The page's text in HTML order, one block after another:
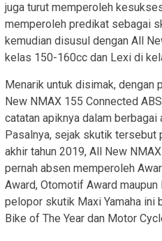
juga turut memperoleh
memperoleh predikat sebagai
kemudian disusul dengan All
kelas 150-160cc dan Lexi di
Menarik untuk disimak, dengan
New NMAX 155 Connected
catatan apiknya dalam berbagai
Pasalnya, sejak skutik tersebut
akhir tahun 2019, All New
pernah absen memperoleh
Award, Otomotif Award
pelopor skutik Maxi Yamaha ini
Bike of The Year dan Motor